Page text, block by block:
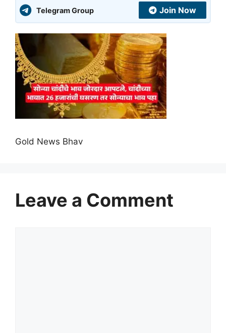
Telegram Group Join Now
Gold News Bhav
Leave a Comment